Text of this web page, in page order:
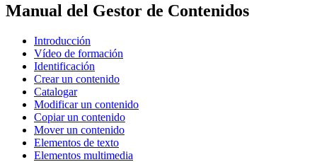
Manual del Gestor de Contenidos
Introducción
Vídeo de formación
Identificación
Crear un contenido
Catalogar
Modificar un contenido
Copiar un contenido
Mover un contenido
Elementos de texto
Elementos multimedia